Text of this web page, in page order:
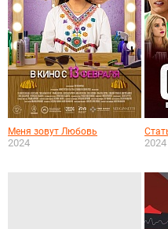
Меня зовут Любовь
2024 2024